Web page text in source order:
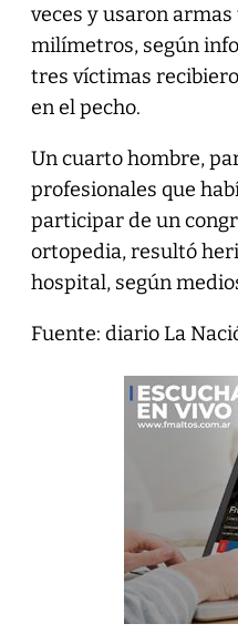
veces y usaron
milímetros, según
tres víctimas
en el pecho.
Un cuarto hombre,
profesionales que
participar de un
ortopedia, resultó
hospital, según
Fuente: diario La